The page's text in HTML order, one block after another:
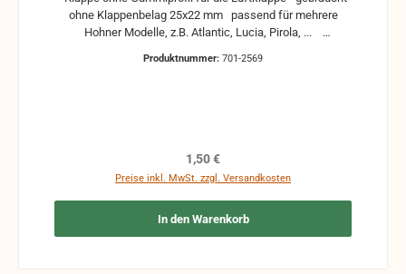
ohne Klappenbelag 25x22 mm passend für mehrere
Hohner Modelle, z.B. Atlantic, Lucia, Pirola, ...
Funktion nicht mehr gewährleistet werden und die
Produktnummer: 701-2569
Regulärer Preis:
1,50 €
Preise inkl. MwSt. zzgl. Versandkosten
In den Warenkorb